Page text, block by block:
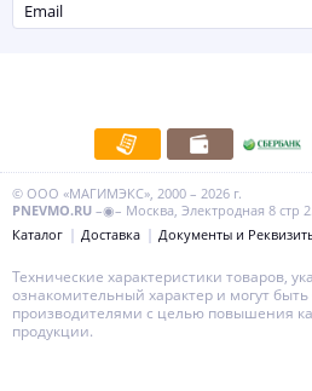
© ООО «МАГИМЭКС», 2000 – 2026 г.
PNEVMO.RU –◉– Москва, Электродная 8 стр
Каталог
Доставка Документы и
Технические характеристики товаров,
ознакомительный характер и могут
производителями с целью повышения
продукции.